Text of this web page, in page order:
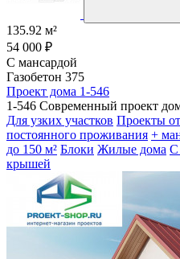
135.92 м²
54 000 ₽
С мансардой
Газобетон 375
Проект дома 1-546
1-546 Современный проект
Для узких участков Проекты
постоянного проживания +
до 150 м² Блоки Жилые дома С
крышей